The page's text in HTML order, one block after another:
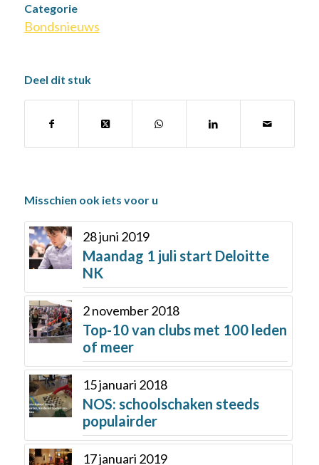
Categorie
Bondsnieuws
Deel dit stuk
Misschien ook iets voor u
28 juni 2019
Maandag 1 juli start Deloitte
NK
2 november 2018
Top-10 van clubs met 100 leden
of meer
15 januari 2018
NOS: schoolschaken steeds
populairder
17 januari 2019